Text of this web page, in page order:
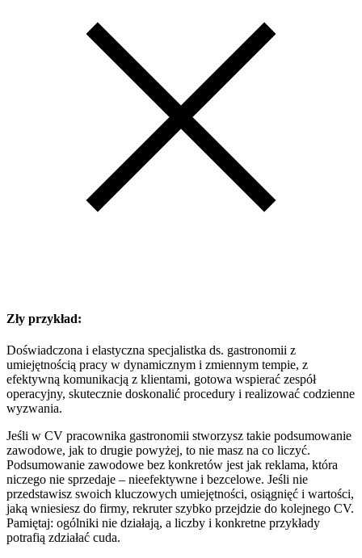
Zły przykład:
Doświadczona i elastyczna specjalistka ds. gastronomii z
umiejętnością pracy w dynamicznym i zmiennym tempie, z
efektywną komunikacją z klientami, gotowa wspierać zespół
operacyjny, skutecznie doskonalić procedury i realizować codzienne
wyzwania.
Jeśli w CV pracownika gastronomii stworzysz takie podsumowanie
zawodowe, jak to drugie powyżej, to nie masz na co liczyć.
Podsumowanie zawodowe bez konkretów jest jak reklama, która
niczego nie sprzedaje – nieefektywne i bezcelowe. Jeśli nie
przedstawisz swoich kluczowych umiejętności, osiągnięć i wartości,
jaką wniesiesz do firmy, rekruter szybko przejdzie do kolejnego CV.
Pamiętaj: ogólniki nie działają, a liczby i konkretne przykłady
potrafią zdziałać cuda.